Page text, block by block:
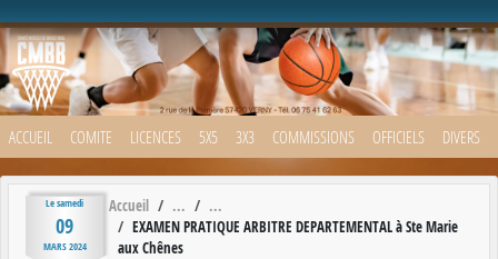
ACCUEIL COMITE LICENCES 5X5 3X3 COMMISSIONS OFFICIELS DIVERS
Lesamedi
09
MARS 2024
Accueil
EXAMEN PRATIQUE ARBITRE DEPARTEMENTAL à Ste Marie
aux Chênes